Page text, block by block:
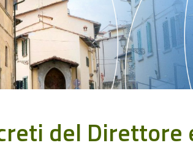
del Direttore